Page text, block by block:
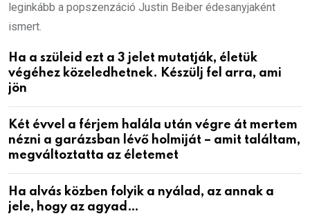
leginkább a popszenzáció Justin Beiber édesanyjaként
ismert.
Ha a szüleid ezt a 3 jelet mutatják, életük
végéhez közeledhetnek. Készülj fel arra, ami
jön
Két évvel a férjem halála után végre át mertem
nézni a garázsban lévő holmiját – amit találtam,
megváltoztatta az életemet
Ha alvás közben folyik a nyálad, az annak a
jele, hogy az agyad…